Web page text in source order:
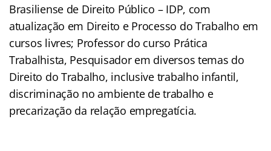
Brasiliense de Direito Público – IDP, com
atualização em Direito e Processo do Trabalho em
cursos livres; Professor do curso Prática
Trabalhista, Pesquisador em diversos temas do
Direito do Trabalho, inclusive trabalho infantil,
discriminação no ambiente de trabalho e
precarização da relação empregatícia.